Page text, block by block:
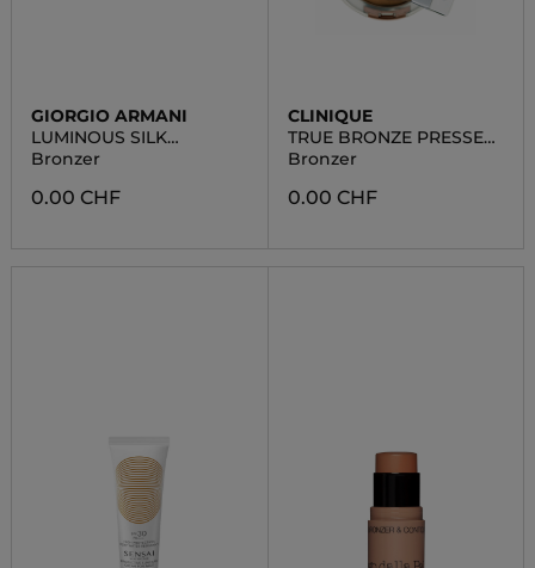
GIORGIO ARMANI
LUMINOUS SILK
BRONZER
Bronzer
0.00 CHF
CLINIQUE
TRUE BRONZE PRESSED
POWDER BRO
Bronzer
0.00 CHF